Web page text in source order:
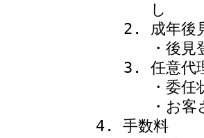
し
成年後
・後
任意代
・委
・お
手数料